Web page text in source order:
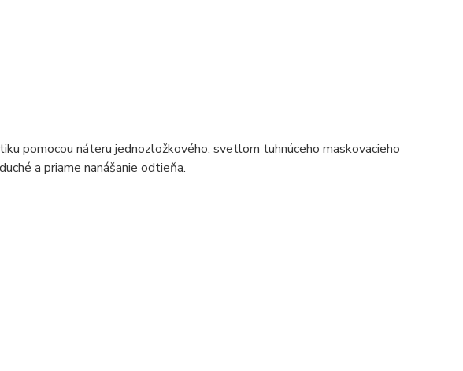
pomocou náteru jednozložkového, svetlom tuhnúceho maskovacieho
a priame nanášanie odtieňa.